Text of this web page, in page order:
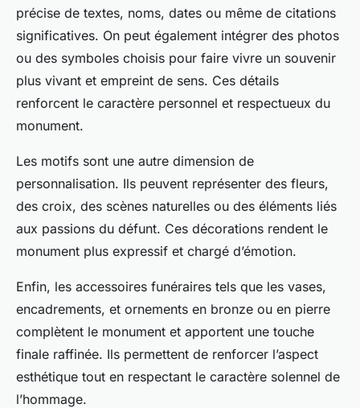
précise de textes, noms, dates ou même de citations
significatives. On peut également intégrer des photos
ou des symboles choisis pour faire vivre un souvenir
plus vivant et empreint de sens. Ces détails
renforcent le caractère personnel et respectueux du
monument.
Les motifs sont une autre dimension de
personnalisation. Ils peuvent représenter des fleurs,
des croix, des scènes naturelles ou des éléments liés
aux passions du défunt. Ces décorations rendent le
monument plus expressif et chargé d’émotion.
Enfin, les accessoires funéraires tels que les vases,
encadrements, et ornements en bronze ou en pierre
complètent le monument et apportent une touche
finale raffinée. Ils permettent de renforcer l’aspect
esthétique tout en respectant le caractère solennel de
l’hommage.